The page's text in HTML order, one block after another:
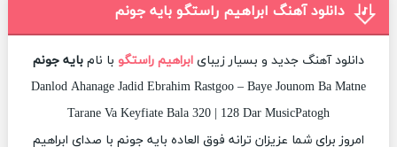
دانلود آهنگ ابراهیم راستگو بایه جونم
دانلود آهنگ جدید و بسیار زیبای ابراهیم راستگو با نام بایه جونم
Danlod Ahanage Jadid Ebrahim Rastgoo – Baye Jounom Ba Matne
Tarane Va Keyfiate Bala 320 | 128 Dar MusicPatogh
امروز برای شما عزیزان ترانه فوق العاده بایه جونم با صدای ابراهیم